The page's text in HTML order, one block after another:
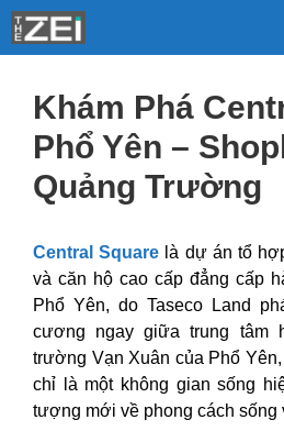
Chuyển
đến
nội
Khám Phá
Phổ Yên –
Quảng Trường
Central Square là dự án tổ
và căn hộ cao cấp đẳng cấp
Phổ Yên, do Taseco Land
cương ngay giữa trung tâm
trường Vạn Xuân của Phổ
chỉ là một không gian sống
tượng mới về phong cách sống